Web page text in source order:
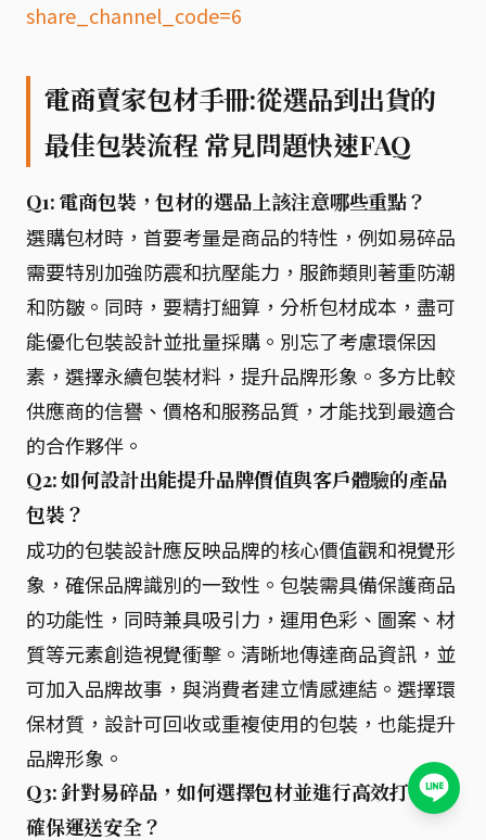
share_channel_code=6
電商賣家包材手冊:從選品到出貨的
最佳包裝流程 常見問題快速FAQ
Q1: 電商包裝，包材的選品上該注意哪些重點？
選購包材時，首要考量是商品的特性，例如易碎品
需要特別加強防震和抗壓能力，服飾類則著重防潮
和防皺。同時，要精打細算，分析包材成本，盡可
能優化包裝設計並批量採購。別忘了考慮環保因
素，選擇永續包裝材料，提升品牌形象。多方比較
供應商的信譽、價格和服務品質，才能找到最適合
的合作夥伴。
Q2: 如何設計出能提升品牌價值與客戶體驗的產品
包裝？
成功的包裝設計應反映品牌的核心價值觀和視覺形
象，確保品牌識別的一致性。包裝需具備保護商品
的功能性，同時兼具吸引力，運用色彩、圖案、材
質等元素創造視覺衝擊。清晰地傳達商品資訊，並
可加入品牌故事，與消費者建立情感連結。選擇環
保材質，設計可回收或重複使用的包裝，也能提升
品牌形象。
Q3: 針對易碎品，如何選擇包材並進行高效打包，
確保運送安全？